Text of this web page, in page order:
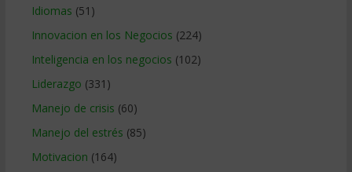
Idiomas (51)
Innovacion en los Negocios (224)
Inteligencia en los negocios (102)
Liderazgo (331)
Manejo de crisis (60)
Manejo del estrés (85)
Motivacion (164)